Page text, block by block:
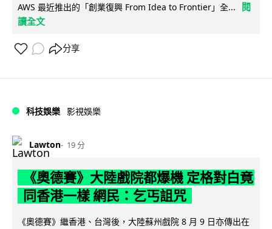
AWS 最近推出的「創業復興 From Idea to Frontier」全...
閱
讀全文
分享
科技娛樂 影視娛樂
Lawton 19 分
《奧德賽》大陸戲院都爆機 定格對白竟
同香港一樣 網民：乞丐詛咒
《奧德賽》繼香港、台灣後，大陸蘇州戲院 8 月 9 日亦傳出在